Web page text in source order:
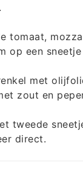
tomaat,
op een
met
zout en
tweede
direct.